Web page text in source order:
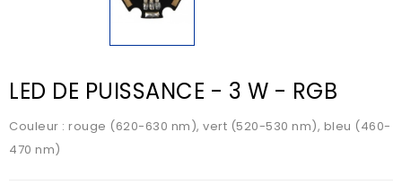
LED DE PUISSANCE - 3 W - RGB
Couleur : rouge (620-630 nm), vert (520-530 nm), bleu (460-
470 nm)